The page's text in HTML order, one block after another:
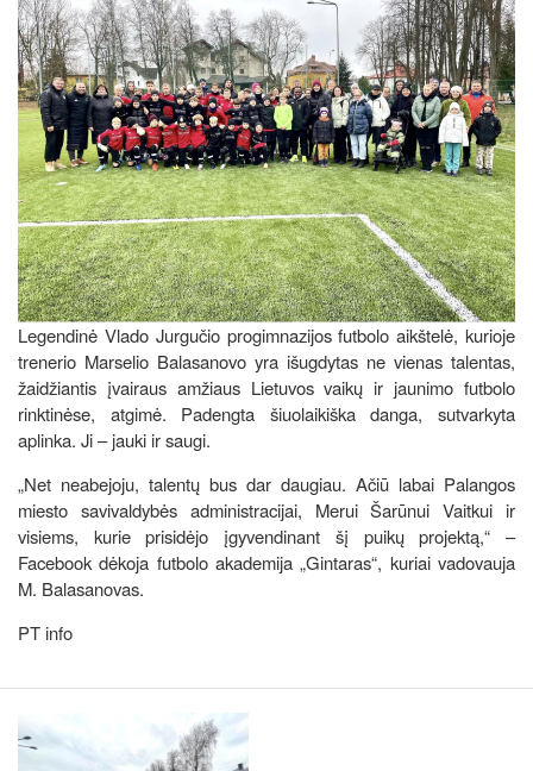
Legendinė Vlado Jurgučio progimnazijos futbolo aikštelė, kurioje
trenerio Marselio Balasanovo yra išugdytas ne vienas talentas,
žaidžiantis įvairaus amžiaus Lietuvos vaikų ir jaunimo futbolo
rinktinėse, atgimė. Padengta šiuolaikiška danga, sutvarkyta
aplinka. Ji – jauki ir saugi.
„Net neabejoju, talentų bus dar daugiau. Ačiū labai Palangos
miesto savivaldybės administracijai, Merui Šarūnui Vaitkui ir
visiems, kurie prisidėjo įgyvendinant šį puikų projektą,“ –
Facebook dėkoja futbolo akademija „Gintaras“, kuriai vadovauja
M. Balasanovas.
PT info